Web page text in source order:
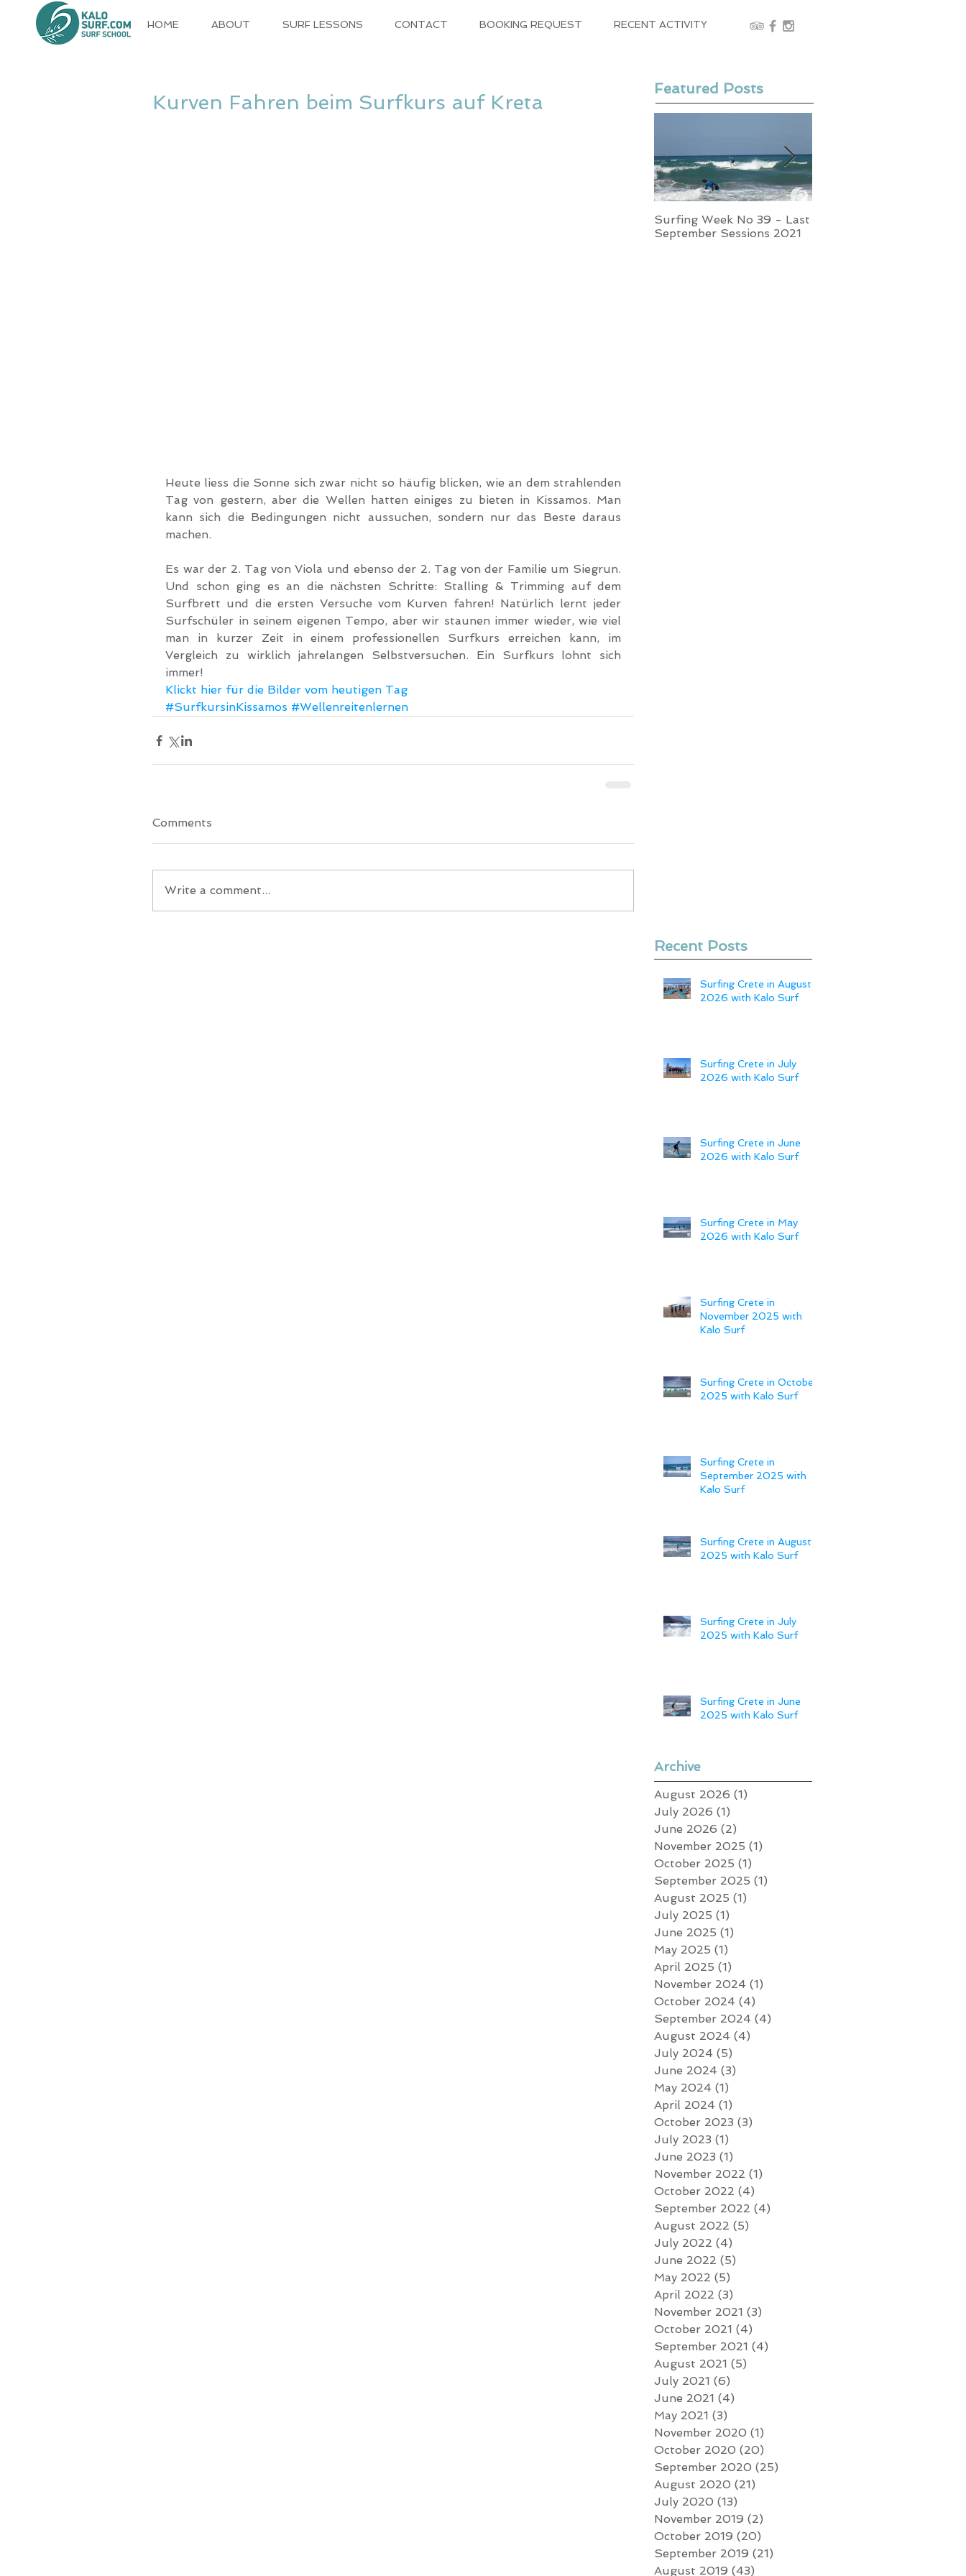
HOME ABOUT SURF LESSONS CONTACT BOOKING REQUEST RECENT ACTIVITY
Kurven Fahren beim Surfkurs auf Kreta
Heute liess die Sonne sich zwar nicht so häufig blicken, wie an dem strahlenden
Tag von gestern, aber die Wellen hatten einiges zu bieten in Kissamos. Man
kann sich die Bedingungen nicht aussuchen, sondern nur das Beste daraus
machen.
Es war der 2. Tag von Viola und ebenso der 2. Tag von der Familie um Siegrun.
Und schon ging es an die nächsten Schritte: Stalling & Trimming auf dem
Surfbrett und die ersten Versuche vom Kurven fahren! Natürlich lernt jeder
Surfschüler in seinem eigenen Tempo, aber wir staunen immer wieder, wie viel
man in kurzer Zeit in einem professionellen Surfkurs erreichen kann, im
Vergleich zu wirklich jahrelangen Selbstversuchen. Ein Surfkurs lohnt sich
immer!
Klickt hier für die Bilder vom heutigen Tag
#SurfkursinKissamos #Wellenreitenlernen
Comments
Write a comment...
Featured Posts
Surfing Week No 39 - Last
September Sessions 2021
Recent Posts
Surfing Crete in August
2026 with Kalo Surf
Surfing Crete in July
2026 with Kalo Surf
Surfing Crete in June
2026 with Kalo Surf
Surfing Crete in May
2026 with Kalo Surf
Surfing Crete in
November 2025 with
Kalo Surf
Surfing Crete in October
2025 with Kalo Surf
Surfing Crete in
September 2025 with
Kalo Surf
Surfing Crete in August
2025 with Kalo Surf
Surfing Crete in July
2025 with Kalo Surf
Surfing Crete in June
2025 with Kalo Surf
Archive
August 2026 (1)
July 2026 (1)
June 2026 (2)
November 2025 (1)
October 2025 (1)
September 2025 (1)
August 2025 (1)
July 2025 (1)
June 2025 (1)
May 2025 (1)
April 2025 (1)
November 2024 (1)
October 2024 (4)
September 2024 (4)
August 2024 (4)
July 2024 (5)
June 2024 (3)
May 2024 (1)
April 2024 (1)
October 2023 (3)
July 2023 (1)
June 2023 (1)
November 2022 (1)
October 2022 (4)
September 2022 (4)
August 2022 (5)
July 2022 (4)
June 2022 (5)
May 2022 (5)
April 2022 (3)
November 2021 (3)
October 2021 (4)
September 2021 (4)
August 2021 (5)
July 2021 (6)
June 2021 (4)
May 2021 (3)
November 2020 (1)
October 2020 (20)
September 2020 (25)
August 2020 (21)
July 2020 (13)
November 2019 (2)
October 2019 (20)
September 2019 (21)
August 2019 (43)